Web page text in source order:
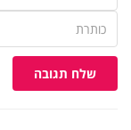
שלח תגובה